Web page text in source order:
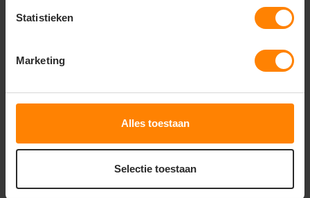
Statistieken
Marketing
Alles toestaan
Selectie toestaan
Regenkleding voor optimale bescherming
regenkleding onmisbaar. Of je nu op de bouwplaats
staat, in de logistiek werkt of buitenactiviteiten
professionele uitstraling
Wil je je bedrijf herkenbaar maken, zelfs bij slecht